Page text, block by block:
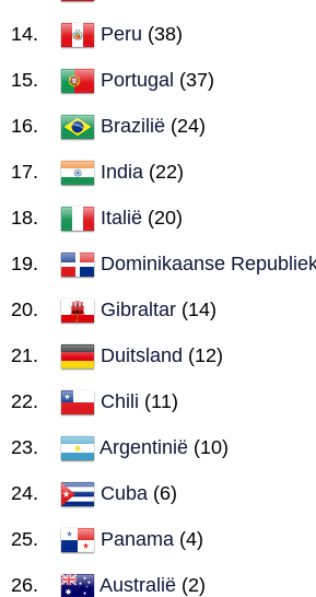
Peru (38)
Portugal (37)
Brazilië (24)
India (22)
Italië (20)
Dominikaanse
Gibraltar (14)
Duitsland (12)
Chili (11)
Argentinië (10)
Cuba (6)
Panama (4)
Australië (2)